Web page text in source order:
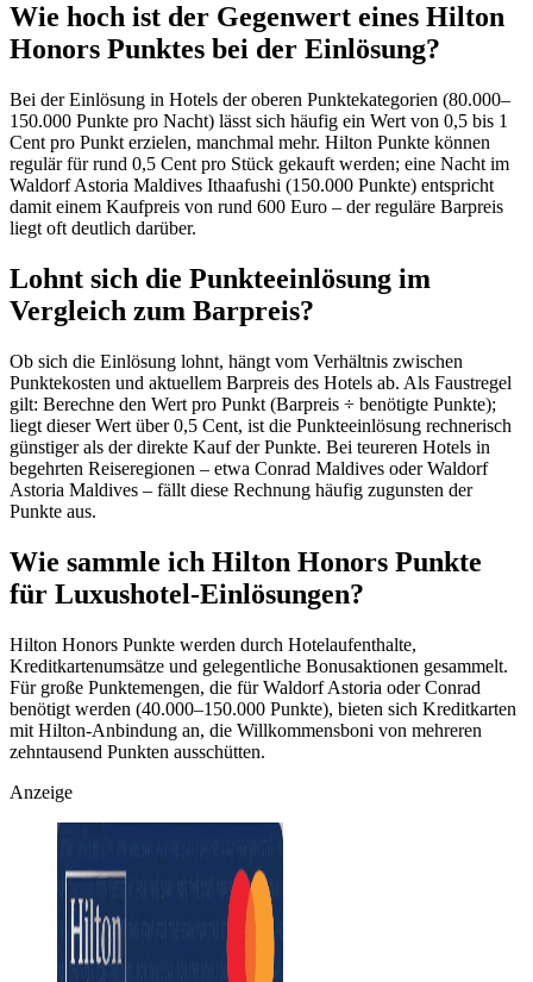
Wie hoch ist der Gegenwert eines Hilton
Honors Punktes bei der Einlösung?
Bei der Einlösung in Hotels der oberen Punktekategorien (80.000–
150.000 Punkte pro Nacht) lässt sich häufig ein Wert von 0,5 bis 1
Cent pro Punkt erzielen, manchmal mehr. Hilton Punkte können
regulär für rund 0,5 Cent pro Stück gekauft werden; eine Nacht im
Waldorf Astoria Maldives Ithaafushi (150.000 Punkte) entspricht
damit einem Kaufpreis von rund 600 Euro – der reguläre Barpreis
liegt oft deutlich darüber.
Lohnt sich die Punkteeinlösung im
Vergleich zum Barpreis?
Ob sich die Einlösung lohnt, hängt vom Verhältnis zwischen
Punktekosten und aktuellem Barpreis des Hotels ab. Als Faustregel
gilt: Berechne den Wert pro Punkt (Barpreis ÷ benötigte Punkte);
liegt dieser Wert über 0,5 Cent, ist die Punkteeinlösung rechnerisch
günstiger als der direkte Kauf der Punkte. Bei teureren Hotels in
begehrten Reiseregionen – etwa Conrad Maldives oder Waldorf
Astoria Maldives – fällt diese Rechnung häufig zugunsten der
Punkte aus.
Wie sammle ich Hilton Honors Punkte
für Luxushotel-Einlösungen?
Hilton Honors Punkte werden durch Hotelaufenthalte,
Kreditkartenumsätze und gelegentliche Bonusaktionen gesammelt.
Für große Punktemengen, die für Waldorf Astoria oder Conrad
benötigt werden (40.000–150.000 Punkte), bieten sich Kreditkarten
mit Hilton-Anbindung an, die Willkommensboni von mehreren
zehntausend Punkten ausschütten.
Anzeige